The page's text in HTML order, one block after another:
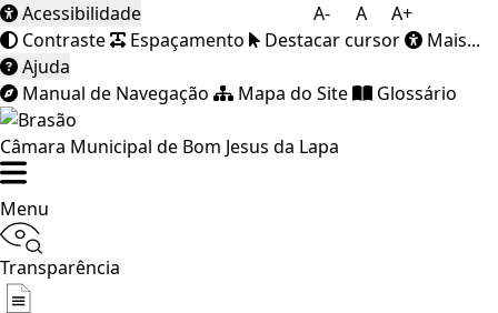
A- A A+
Acessibilidade
Contraste
Espaçamento Destacar cursor
Mais...
Ajuda
Manual de Navegação
Mapa do Site Glossário
Câmara Municipal de Bom Jesus da Lapa
Menu
Transparência